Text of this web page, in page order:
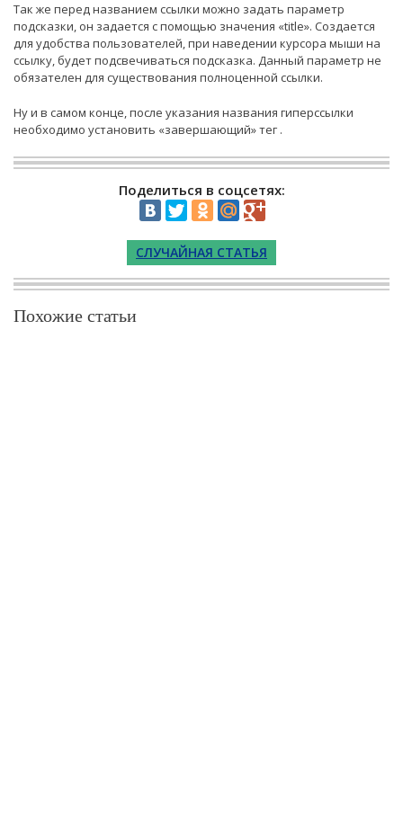
Так же перед названием ссылки можно задать параметр
подсказки, он задается с помощью значения «title». Создается
для удобства пользователей, при наведении курсора мыши на
ссылку, будет подсвечиваться подсказка. Данный параметр не
обязателен для существования полноценной ссылки.
Ну и в самом конце, после указания названия гиперссылки
необходимо установить «завершающий» тег .
Поделиться в соцсетях:
СЛУЧАЙНАЯ СТАТЬЯ
Похожие статьи